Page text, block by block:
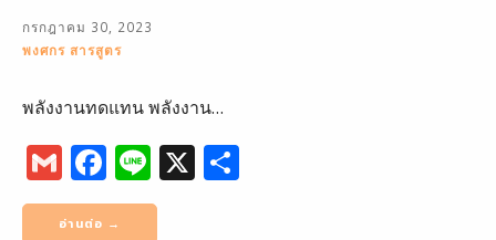
กรกฎาคม 30, 2023
พงศกร สารสูตร
พลังงานทดแทน พลังงาน…
G
m
F
a
Li
n
X
อ่านต่อ →